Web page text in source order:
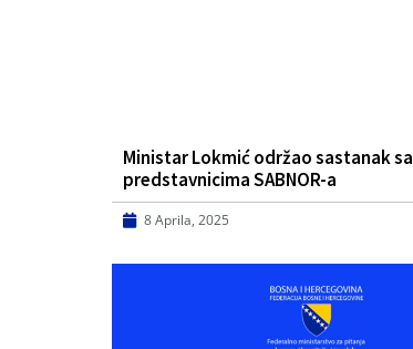
Ministar Lokmić održao sastanak sa
predstavnicima SABNOR-a
8 Aprila, 2025